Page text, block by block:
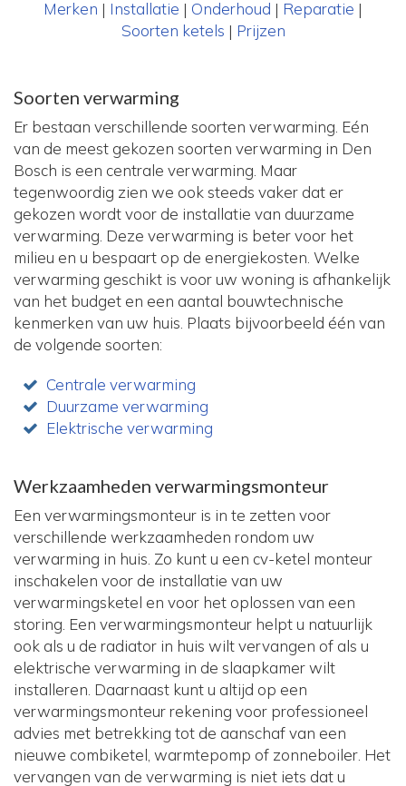
Merken | Installatie | Onderhoud | Reparatie |
Soorten ketels | Prijzen
Soorten verwarming
Er bestaan verschillende soorten verwarming. Eén
van de meest gekozen soorten verwarming in Den
Bosch is een centrale verwarming. Maar
tegenwoordig zien we ook steeds vaker dat er
gekozen wordt voor de installatie van duurzame
verwarming. Deze verwarming is beter voor het
milieu en u bespaart op de energiekosten. Welke
verwarming geschikt is voor uw woning is afhankelijk
van het budget en een aantal bouwtechnische
kenmerken van uw huis. Plaats bijvoorbeeld één van
de volgende soorten:
Centrale verwarming
Duurzame verwarming
Elektrische verwarming
Werkzaamheden verwarmingsmonteur
Een verwarmingsmonteur is in te zetten voor
verschillende werkzaamheden rondom uw
verwarming in huis. Zo kunt u een cv-ketel monteur
inschakelen voor de installatie van uw
verwarmingsketel en voor het oplossen van een
storing. Een verwarmingsmonteur helpt u natuurlijk
ook als u de radiator in huis wilt vervangen of als u
elektrische verwarming in de slaapkamer wilt
installeren. Daarnaast kunt u altijd op een
verwarmingsmonteur rekening voor professioneel
advies met betrekking tot de aanschaf van een
nieuwe combiketel, warmtepomp of zonneboiler. Het
vervangen van de verwarming is niet iets dat u